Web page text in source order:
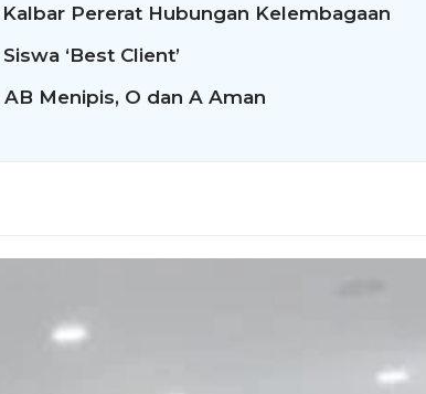
Pererat Hubungan Kelembagaan
‘Best Client’
Menipis, O dan A Aman